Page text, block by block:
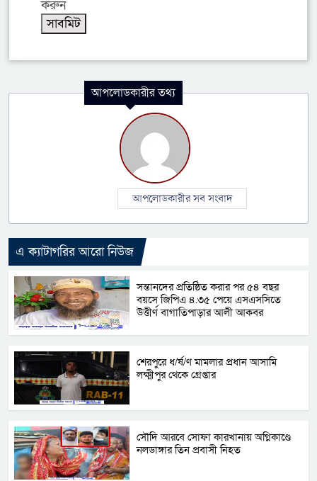
করুন
আপলোডকারীর তথ্য
আপলোডকারীর সব সংবাদ
এ ক্যাটাগরির আরো নিউজ
সন্তানদের প্রতিষ্ঠিত করার পর ৫৪ বছর
বয়সে জিপিএ ৪.৩৫ পেয়ে এসএসসিতে
উত্তীর্ণ বাগাতিপাড়ার আলী আকবর
শেরপুরে ধ/র্ষ/ণ মামলার প্রধান আসামি
লক্ষ্মীপুর থেকে গ্রেপ্তার
সৌদি আরবে সোফা কারখানায় অগ্নিকাণ্ডে
নলডাঙ্গার তিন প্রবাসী নিহত